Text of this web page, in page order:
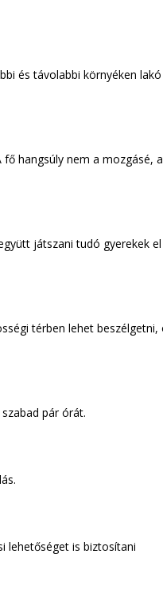
és távolabbi környéken lakó
fő hangsúly nem a mozgásé,
játszani tudó gyerekek
térben lehet beszélgetni,
pár órát.
lehetőséget is biztosítani